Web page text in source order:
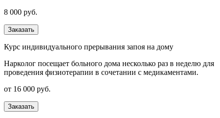
8 000 руб.
Заказать
Курс индивидуального прерывания запоя на дому
Нарколог посещает больного дома несколько раз в неделю для
проведения физиотерапии в сочетании с медикаментами.
от 16 000 руб.
Заказать